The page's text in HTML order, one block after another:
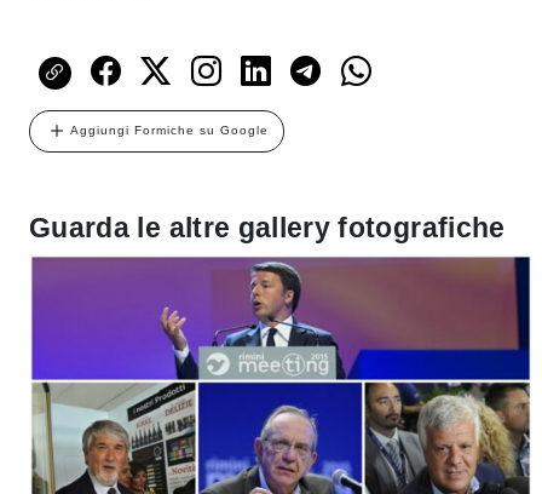
Aggiungi Formiche su Google
Guarda le altre gallery fotografiche